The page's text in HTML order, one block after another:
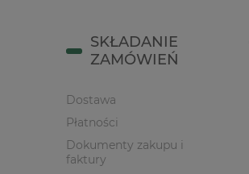
SKŁADANIE
ZAMÓWIEŃ
Dostawa
Płatności
Dokumenty zakupu i
faktury